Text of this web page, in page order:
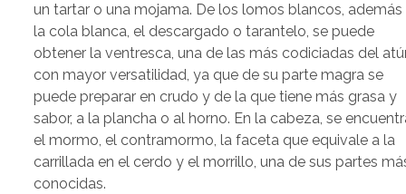
un tartar o una mojama. De los lomos blancos, además
la cola blanca, el descargado o tarantelo, se puede
obtener la ventresca, una de las más codiciadas del
con mayor versatilidad, ya que de su parte magra se
puede preparar en crudo y de la que tiene más grasa y
sabor, a la plancha o al horno. En la cabeza, se
el mormo, el contramormo, la faceta que equivale a la
carrillada en el cerdo y el morrillo, una de sus partes
conocidas.